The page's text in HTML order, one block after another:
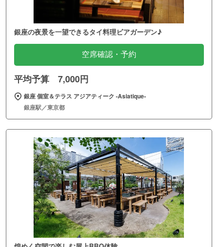
銀座の夜景を一望できるタイ料理ビアガーデン♪
空席確認・予約
平均予算 7,000円
銀座 個室＆テラス アジアティーク ‐Asiatique‐
銀座駅／東京都